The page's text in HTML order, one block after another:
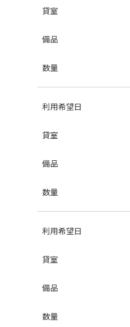
貸室
備品
数量
利用希望日
貸室
備品
数量
利用希望日
貸室
備品
数量